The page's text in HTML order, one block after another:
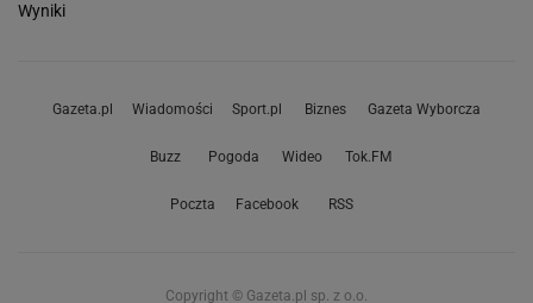
Wyniki
Gazeta.pl Wiadomości Sport.pl Biznes Gazeta Wyborcza
Buzz Pogoda Wideo Tok.FM
Poczta Facebook RSS
Copyright © Gazeta.pl sp. z o.o.